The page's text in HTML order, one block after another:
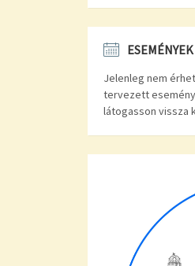
ESEMÉNYEK
Jelenleg nem
tervezett
látogasson vissza